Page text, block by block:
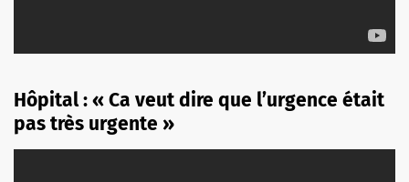
Hôpital : « Ca veut dire que l’urgence était
pas très urgente »